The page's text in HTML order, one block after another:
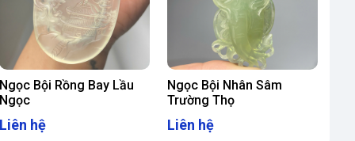
Ngọc Bội Rồng Bay Lầu
Ngọc
Liên hệ
Ngọc Bội Nhân Sâm
Trường Thọ
Liên hệ